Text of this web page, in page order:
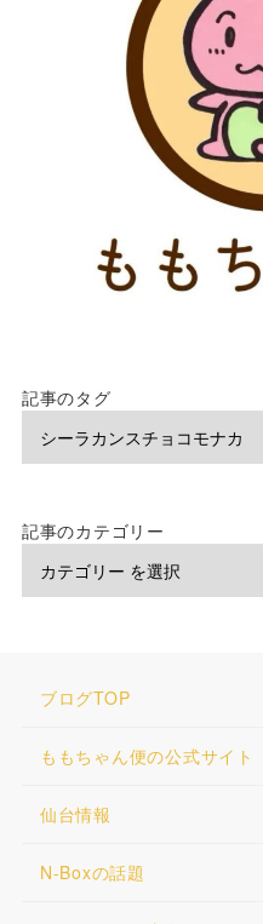
記事のタグ
記事のカテゴリー
ブログTOP
ももちゃん便の公式サイト
仙台情報
N-Boxの話題